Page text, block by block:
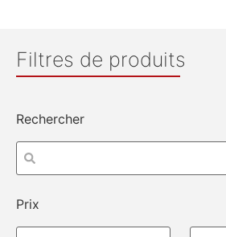
Filtres de produits
Rechercher
Prix